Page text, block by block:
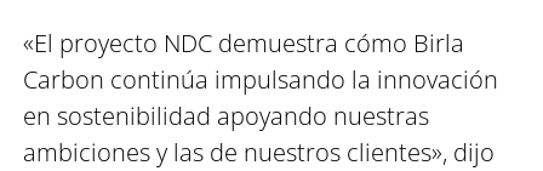
«El proyecto NDC demuestra cómo Birla
Carbon continúa impulsando la innovación
en sostenibilidad apoyando nuestras
ambiciones y las de nuestros clientes», dijo